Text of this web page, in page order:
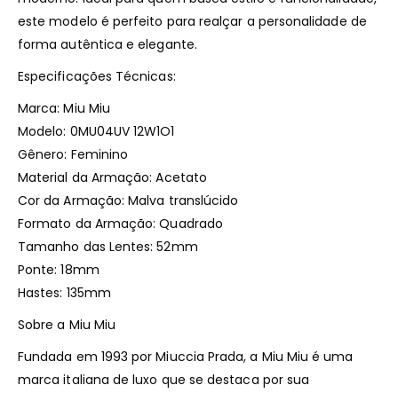
este modelo é perfeito para realçar a personalidade de
forma autêntica e elegante.
Especificações Técnicas:
Marca: Miu Miu
Modelo: 0MU04UV 12W1O1
Gênero: Feminino
Material da Armação: Acetato
Cor da Armação: Malva translúcido
Formato da Armação: Quadrado
Tamanho das Lentes: 52mm
Ponte: 18mm
Hastes: 135mm
Sobre a Miu Miu
Fundada em 1993 por Miuccia Prada, a Miu Miu é uma
marca italiana de luxo que se destaca por sua